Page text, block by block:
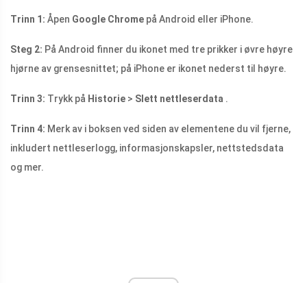
Trinn 1: Åpen Google Chrome på Android eller iPhone.
Steg 2: På Android finner du ikonet med tre prikker i øvre høyre
hjørne av grensesnittet; på iPhone er ikonet nederst til høyre.
Trinn 3: Trykk på Historie > Slett nettleserdata .
Trinn 4: Merk av i boksen ved siden av elementene du vil fjerne,
inkludert nettleserlogg, informasjonskapsler, nettstedsdata
og mer.